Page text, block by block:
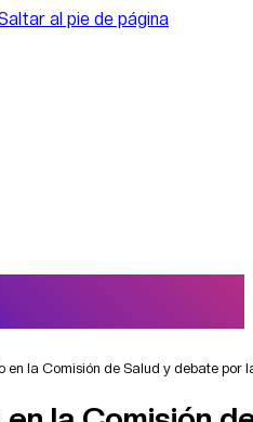
al pie de página
en la Comisión de Salud y debate por